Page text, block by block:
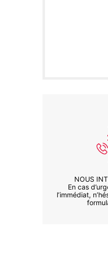
NOUS
En cas
l’immédiat,